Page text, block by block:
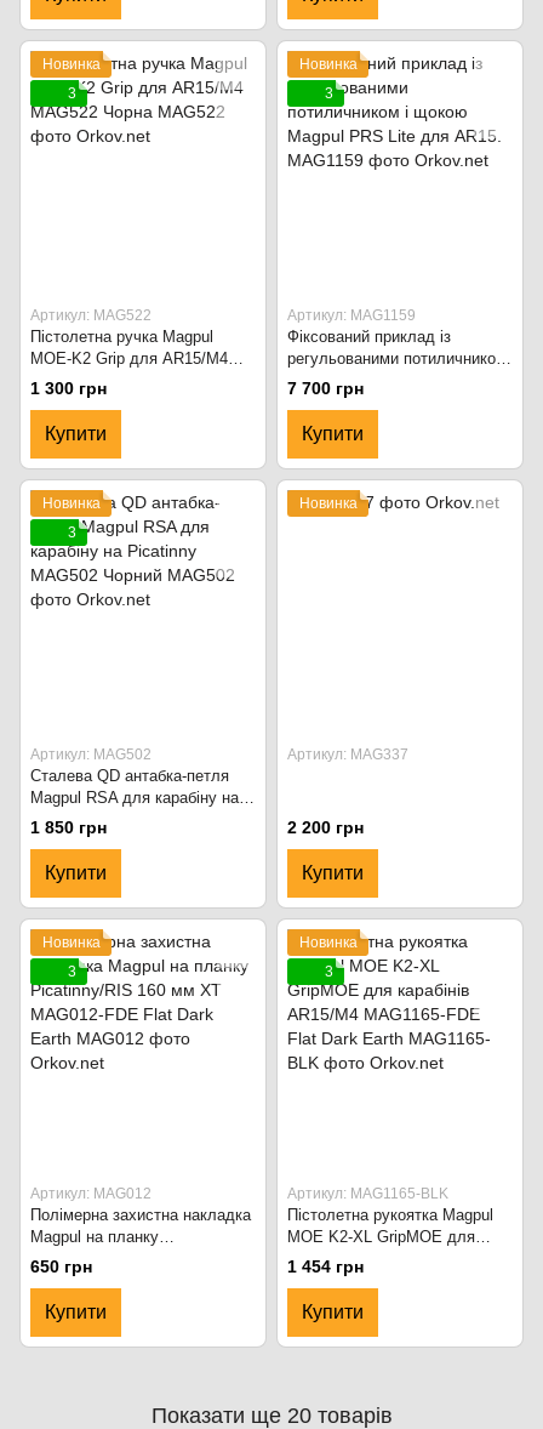
Новинка
3
Артикул: MAG522
Пістолетна ручка Magpul
MOE-K2 Grip для AR15/M4
MAG522 Чорна
1 300 грн
Купити
Новинка
3
Артикул: MAG1159
Фіксований приклад із
регульованими потиличником
і щокою Magpul PRS Lite для
7 700 грн
Купити
Новинка
3
Артикул: MAG502
Сталева QD антабка-петля
Magpul RSA для карабіну на
Picatinny MAG502 Чорний
1 850 грн
Купити
Новинка
Артикул: MAG337
2 200 грн
Купити
Новинка
3
Артикул: MAG012
Полімерна захистна накладка
Magpul на планку
Picatinny/RIS 160 мм XT
MAG012-FDE Flat Dark Earth
650 грн
Купити
Новинка
3
Артикул: MAG1165-BLK
Пістолетна рукоятка Magpul
MOE K2-XL GripMOE для
карабінів AR15/M4 MAG1165-
FDE Flat Dark Earth
1 454 грн
Купити
Показати ще 20 товарів